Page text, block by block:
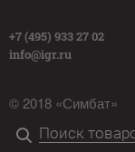
+7 (495) 933 27 02
info@igr.ru
© 2018 «Симбат»